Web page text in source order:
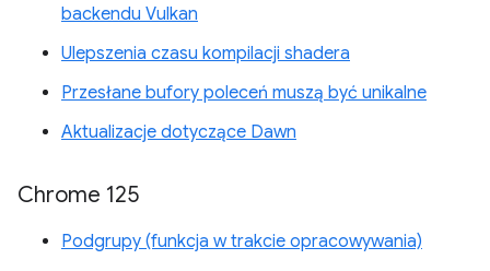
backendu Vulkan
Ulepszenia czasu kompilacji shadera
Przesłane bufory poleceń muszą być unikalne
Aktualizacje dotyczące Dawn
Chrome 125
Podgrupy (funkcja w trakcie opracowywania)